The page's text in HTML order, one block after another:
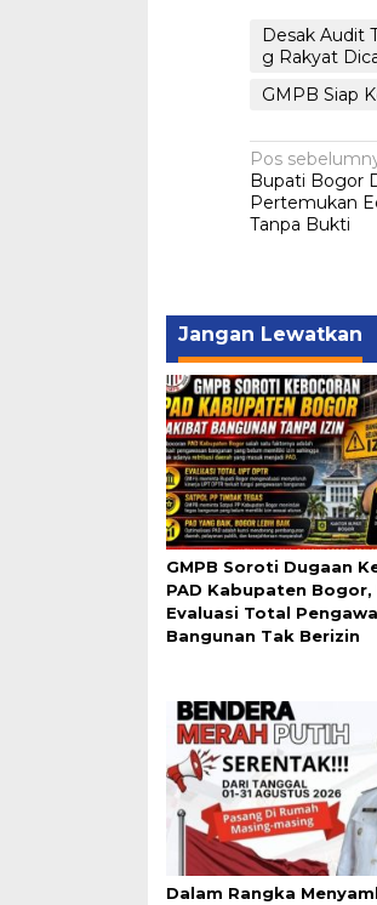
Desak Audit
g Rakyat
GMPB Siap
pos
Pos
Bupati Bogor
Pertemukan
Tanpa Bukti
Jangan Lewatkan
GMPB Soroti Dugaan
PAD Kabupaten Bogor,
Evaluasi Total
Bangunan Tak Berizin
Dalam Rangka